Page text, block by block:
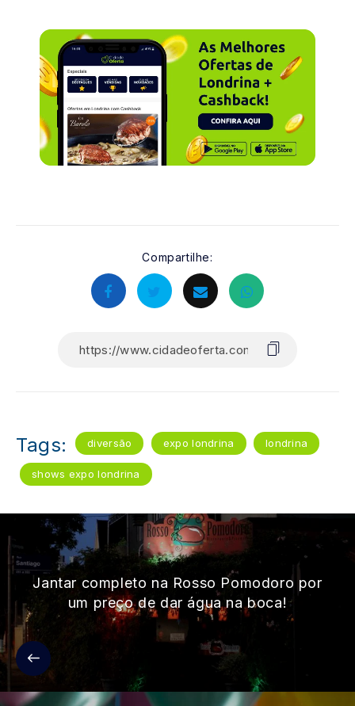
Compartilhe:
Tags: diversão expo londrina londrina
shows expo londrina
Jantar completo na Rosso Pomodoro por
um preço de dar água na boca!